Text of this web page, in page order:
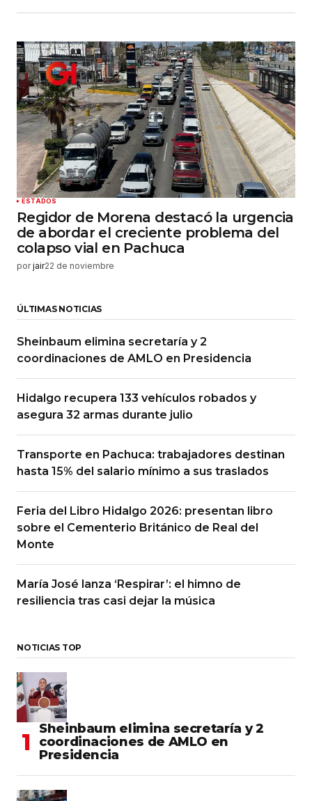
ESTADOS
Regidor de Morena destacó la urgencia
de abordar el creciente problema del
colapso vial en Pachuca
por jair22 de noviembre
ÚLTIMAS NOTICIAS
Sheinbaum elimina secretaría y 2
coordinaciones de AMLO en Presidencia
Hidalgo recupera 133 vehículos robados y
asegura 32 armas durante julio
Transporte en Pachuca: trabajadores destinan
hasta 15% del salario mínimo a sus traslados
Feria del Libro Hidalgo 2026: presentan libro
sobre el Cementerio Británico de Real del
Monte
María José lanza ‘Respirar’: el himno de
resiliencia tras casi dejar la música
NOTICIAS TOP
Sheinbaum elimina secretaría y 2
coordinaciones de AMLO en
Presidencia